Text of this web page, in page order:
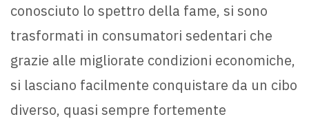
conosciuto lo spettro della fame, si sono
trasformati in consumatori sedentari che
grazie alle migliorate condizioni economiche,
si lasciano facilmente conquistare da un cibo
diverso, quasi sempre fortemente